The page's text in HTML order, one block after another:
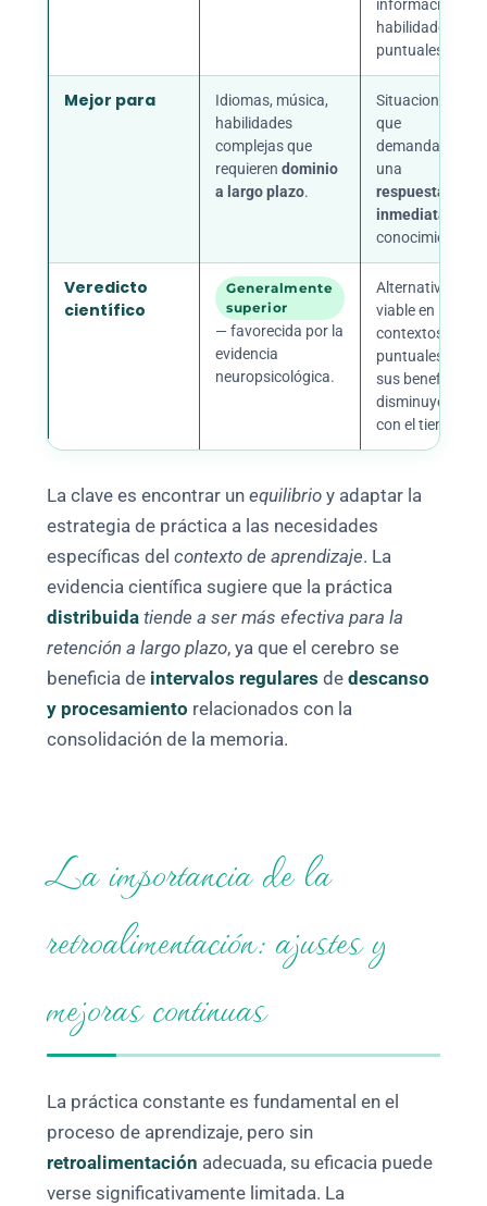
información o
habilidades
puntuales.
Mejor para
Idiomas, música,
habilidades
complejas que
requierendominio
a largo plazo.
Situaciones
que
demandan
una
respuesta
inmediata
conocimiento.
Veredicto
científico
Generalmente
superior
— favorecida por la
evidencia
neuropsicológica.
Alternativa
viable en
contextos
puntuales;
sus beneficios
disminuyen
con el tiempo.
La clave es encontrar unequilibrio y adaptar la
estrategia de práctica a las necesidades
específicas delcontexto de aprendizaje. La
evidencia científica sugiere que la práctica
distribuida tiende a ser más efectiva para la
retención a largo plazo, ya que el cerebro se
beneficia de intervalos regulares dedescanso
y procesamiento relacionados con la
consolidación de la memoria.
La importancia de la
retroalimentación: ajustes y
mejoras continuas
La práctica constante es fundamental en el
proceso de aprendizaje, pero sin
retroalimentación adecuada, su eficacia puede
verse significativamente limitada. La